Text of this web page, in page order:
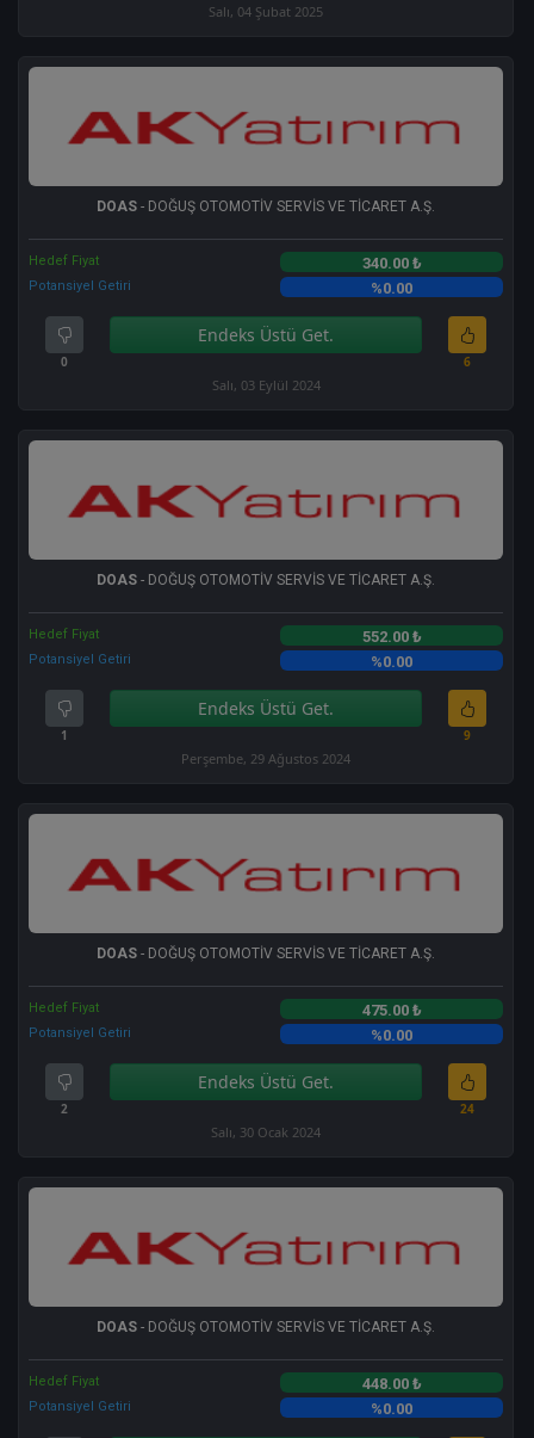
Salı, 04 Şubat 2025
DOAS - DOĞUŞ OTOMOTİV SERVİS VE TİCARET A.Ş.
Hedef Fiyat 340.00 ₺
Potansiyel Getiri %0.00
0
Endeks Üstü Get.
6
Salı, 03 Eylül 2024
DOAS - DOĞUŞ OTOMOTİV SERVİS VE TİCARET A.Ş.
Hedef Fiyat 552.00 ₺
Potansiyel Getiri %0.00
1
Endeks Üstü Get.
9
Perşembe, 29 Ağustos 2024
DOAS - DOĞUŞ OTOMOTİV SERVİS VE TİCARET A.Ş.
Hedef Fiyat 475.00 ₺
Potansiyel Getiri %0.00
2
Endeks Üstü Get.
24
Salı, 30 Ocak 2024
DOAS - DOĞUŞ OTOMOTİV SERVİS VE TİCARET A.Ş.
Hedef Fiyat 448.00 ₺
Potansiyel Getiri %0.00